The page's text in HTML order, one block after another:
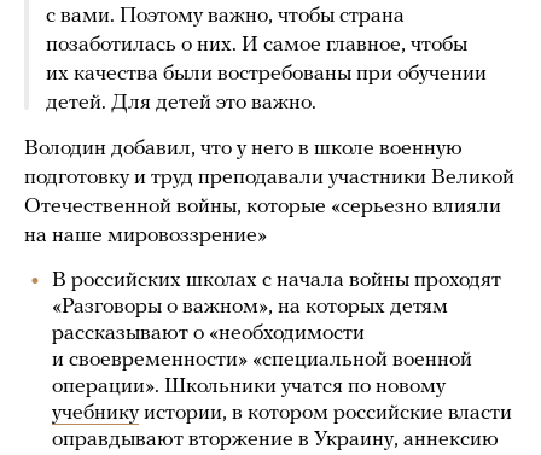
с вами. Поэтому важно, чтобы страна
позаботилась о них. И самое главное, чтобы
их качества были востребованы при обучении
детей. Для детей это важно.
Володин добавил, что у него в школе военную
подготовку и труд преподавали участники Великой
Отечественной войны, которые «серьезно влияли
на наше мировоззрение»
В российских школах с начала войны проходят
«Разговоры о важном», на которых детям
рассказывают о «необходимости
и своевременности» «специальной военной
операции». Школьники учатся по новому
учебникуистории, в котором российские власти
оправдывают вторжение в Украину, аннексию